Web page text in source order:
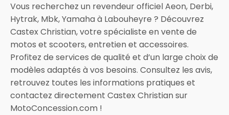
Vous recherchez un revendeur officiel Aeon, Derbi,
Hytrak, Mbk, Yamaha à Labouheyre ? Découvrez
Castex Christian, votre spécialiste en vente de
motos et scooters, entretien et accessoires.
Profitez de services de qualité et d’un large choix de
modèles adaptés à vos besoins. Consultez les avis,
retrouvez toutes les informations pratiques et
contactez directement Castex Christian sur
MotoConcession.com !